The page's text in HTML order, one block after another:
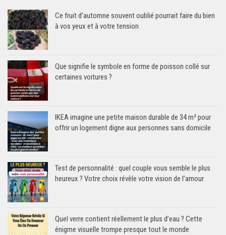
Ce fruit d’automne souvent oublié pourrait faire du bien
à vos yeux et à votre tension
Que signifie le symbole en forme de poisson collé sur
certaines voitures ?
IKEA imagine une petite maison durable de 34 m² pour
offrir un logement digne aux personnes sans domicile
Test de personnalité : quel couple vous semble le plus
heureux ? Votre choix révèle votre vision de l’amour
Quel verre contient réellement le plus d’eau ? Cette
énigme visuelle trompe presque tout le monde